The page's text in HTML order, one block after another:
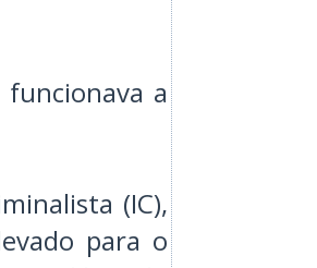
a
(IC),
para o